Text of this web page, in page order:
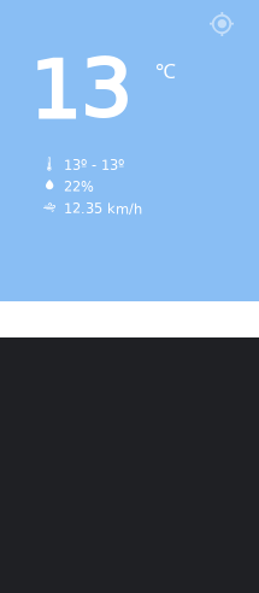
13 ℃
13º - 13º
22%
12.35 km/h